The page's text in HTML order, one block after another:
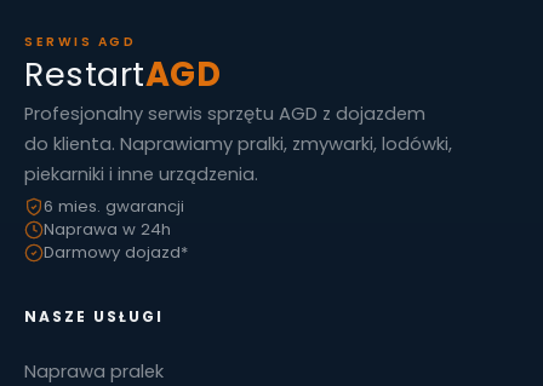
SERWIS AGD
RestartAGD
Profesjonalny serwis sprzętu AGD z dojazdem
do klienta. Naprawiamy pralki, zmywarki, lodówki,
piekarniki i inne urządzenia.
6 mies. gwarancji
Naprawa w 24h
Darmowy dojazd*
NASZE USŁUGI
Naprawa pralek